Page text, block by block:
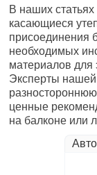
В наших
касающиеся
присоединения
необходимых
материалов для
Эксперты нашей
ценные
на балконе или